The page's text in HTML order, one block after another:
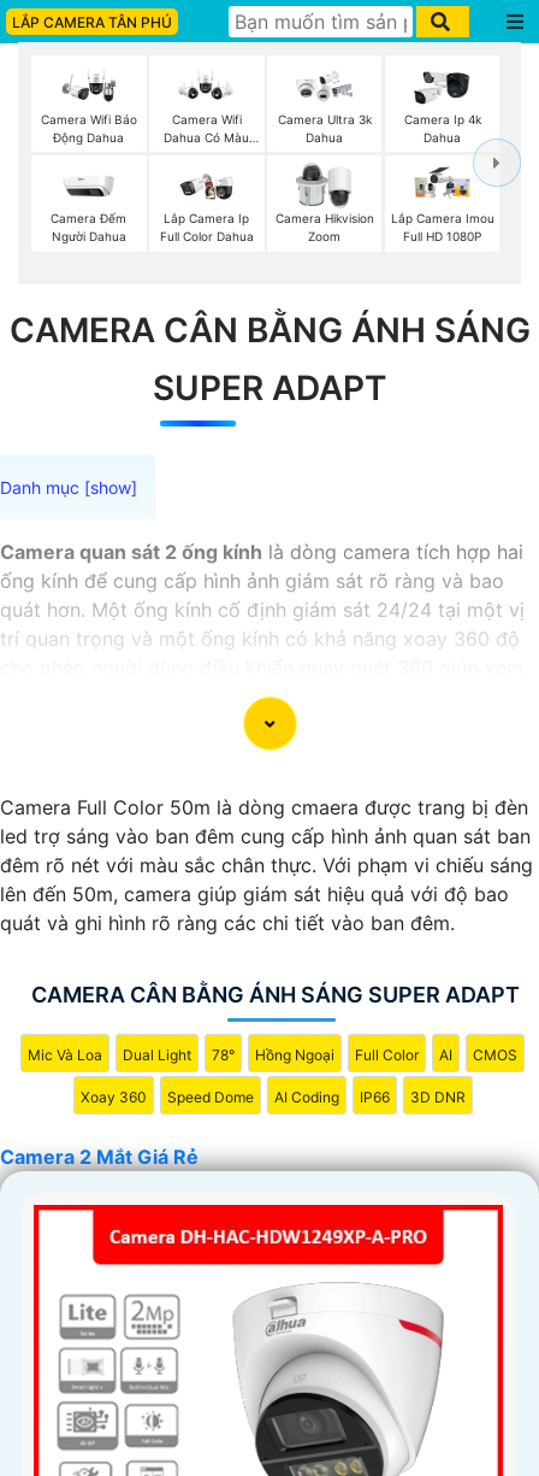
LẮP CAMERA TÂN PHÚ
Camera Wifi Báo
Động Dahua
Camera Wifi
Dahua Có Màu
Camera Ultra 3k
Dahua
Camera Ip 4k
Dahua
Camera Đếm
Người Dahua
Lắp Camera Ip
Full Color Dahua
Camera Hikvision
Zoom
Lắp Camera Imou
Full HD 1080P
CAMERA CÂN BẰNG ÁNH SÁNG
SUPER ADAPT
Camera quan sát 2 ống kính là dòng camera tích hợp hai
ống kính để cung cấp hình ảnh giám sát rõ ràng và bao
quát hơn. Một ống kính cố định giám sát 24/24 tại một vị
trí quan trọng và một ống kính có khả năng xoay 360 độ
toàn cảnh mọi không gian xung quanh. Với camera 2 mắt
quan sát này, mọi hoạt động diễn ra tại khu vực giám sát
đều không thoát khỏi tầm mắt của bạn.
Camera Full Color 50m là dòng cmaera được trang bị đèn
led trợ sáng vào ban đêm cung cấp hình ảnh quan sát ban
đêm rõ nét với màu sắc chân thực. Với phạm vi chiếu sáng
lên đến 50m, camera giúp giám sát hiệu quả với độ bao
quát và ghi hình rõ ràng các chi tiết vào ban đêm.
CAMERA CÂN BẰNG ÁNH SÁNG SUPER ADAPT
Mic Và Loa Dual Light 78° Hồng Ngoại Full Color AI CMOS
Xoay 360 Speed Dome AI Coding IP66 3D DNR
Camera 2 Mắt Giá Rẻ